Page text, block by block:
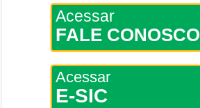
Acessar
FALE CONOSCO
Acessar
E-SIC